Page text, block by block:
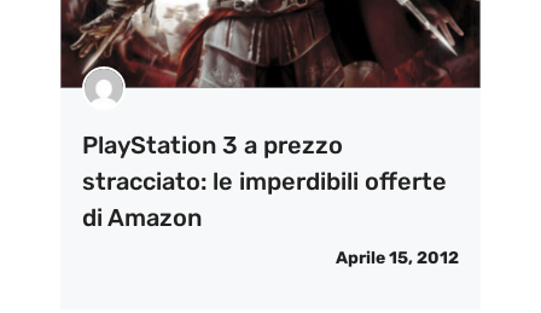
PlayStation 3 a prezzo
stracciato: le imperdibili offerte
di Amazon
Aprile 15, 2012